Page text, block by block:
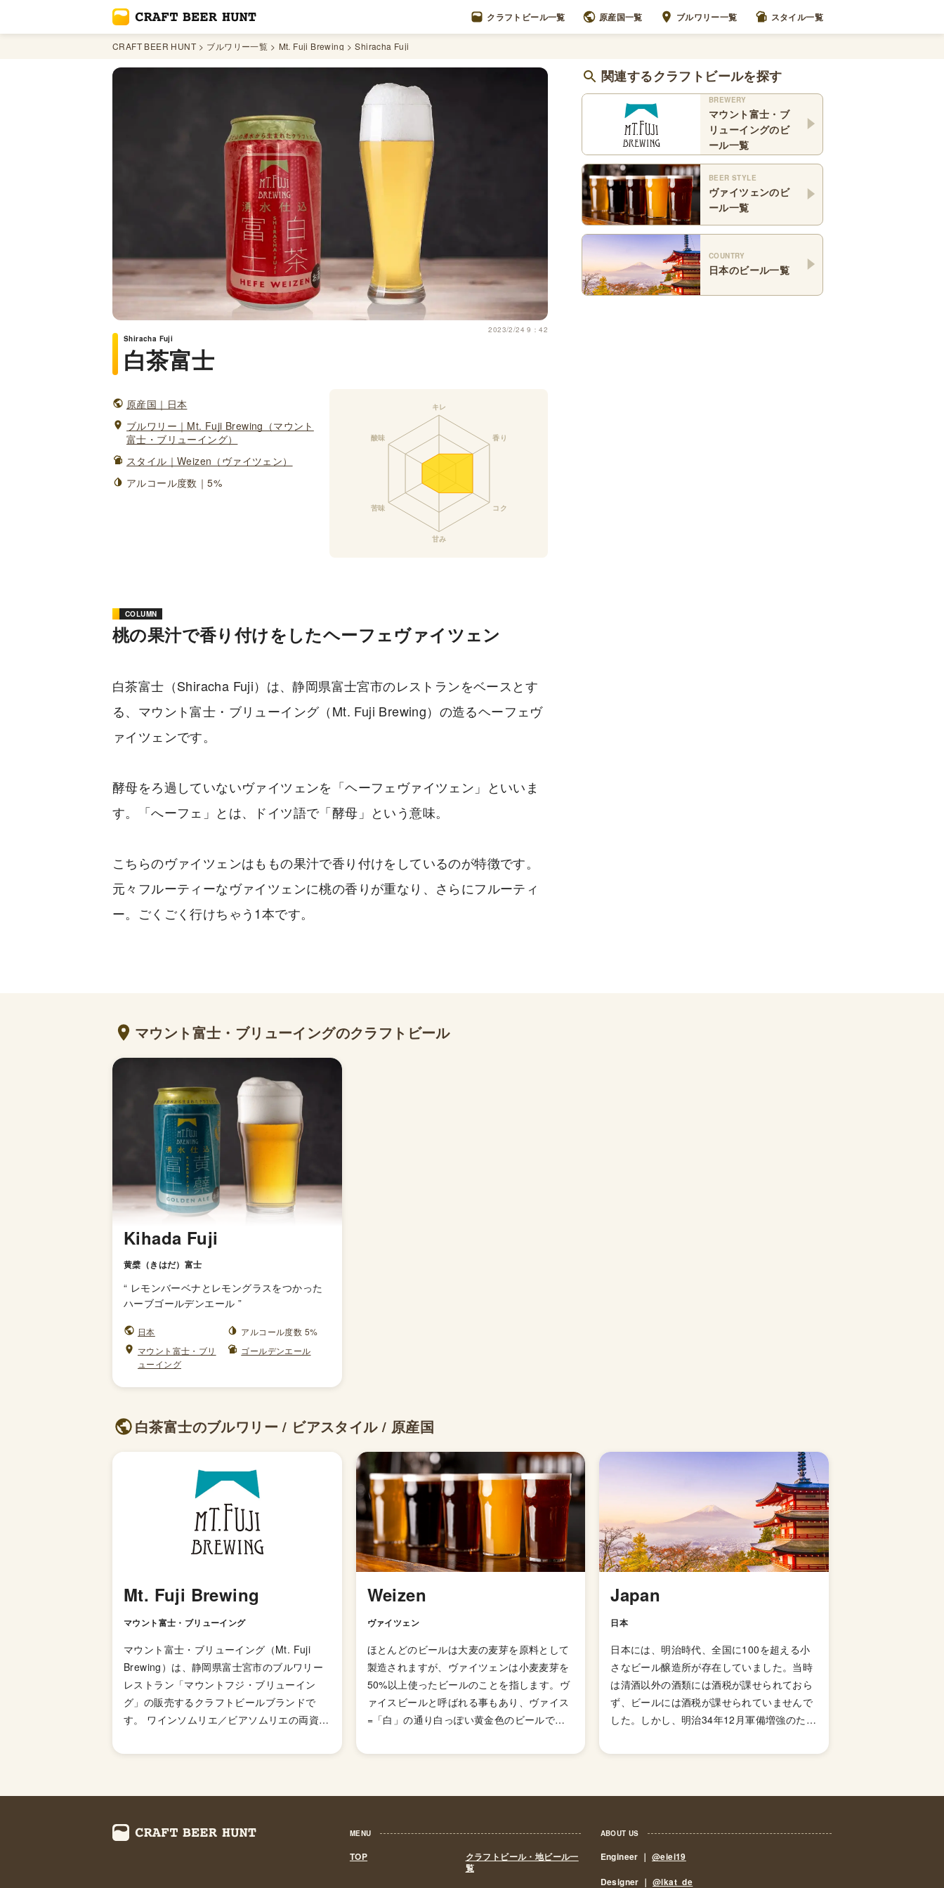
クラフトビール一覧 原産国一覧 ブルワリー一覧 スタイル一覧
CRAFT BEER HUNT ブルワリー一覧 Mt. Fuji Brewing Shiracha Fuji
2023/2/24 9：42
Shiracha Fuji
白茶富士
原産国｜日本
ブルワリー｜Mt. Fuji Brewing（マウント
富士・ブリューイング）
スタイル｜Weizen（ヴァイツェン）
アルコール度数｜5%
COLUMN
桃の果汁で香り付けをしたヘーフェヴァイツェン
白茶富士（Shiracha Fuji）は、静岡県富士宮市のレストランをベースとす
る、マウント富士・ブリューイング（Mt. Fuji Brewing）の造るヘーフェヴ
ァイツェンです。
酵母をろ過していないヴァイツェンを「ヘーフェヴァイツェン」といいま
す。「へーフェ」とは、ドイツ語で「酵母」という意味。
こちらのヴァイツェンはももの果汁で香り付けをしているのが特徴です。
元々フルーティーなヴァイツェンに桃の香りが重なり、さらにフルーティ
ー。ごくごく行けちゃう1本です。
関連するクラフトビールを探す
BREWERY
マウント富士・ブ
リューイングのビ
ール一覧
BEER STYLE
ヴァイツェンのビ
ール一覧
COUNTRY
日本のビール一覧
マウント富士・ブリューイングのクラフトビール
Kihada Fuji
黄檗（きはだ）富士
“ レモンバーベナとレモングラスをつかった
ハーブゴールデンエール ”
日本
アルコール度数 5%
マウント富士・ブリ
ューイング
ゴールデンエール
白茶富士のブルワリー / ビアスタイル / 原産国
Mt. Fuji Brewing
マウント富士・ブリューイング
マウント富士・ブリューイング（Mt. Fuji
Brewing）は、静岡県富士宮市のブルワリー
レストラン「マウントフジ・ブリューイン
グ」の販売するクラフトビールブランドで
す。 ワインソムリエ／ビアソムリエの両資格
用してビールを仕込んでいるという山の麓系
蘗富士（きはだふじ）」 、「柑子富士（こう
じふじ）」、「白茶富士（しらちゃふじ）」
Weizen
ヴァイツェン
ほとんどのビールは大麦の麦芽を原料として
製造されますが、ヴァイツェンは小麦麦芽を
50%以上使ったビールのことを指します。ヴ
ァイスビールと呼ばれる事もあり、ヴァイス
=「白」の通り白っぽい黄金色のビールで、
ル香）と、苦みをほとんど感じない柔らかな
粋令」と呼ばれる法律によって「ビールは大
Japan
日本
日本には、明治時代、全国に100を超える小
さなビール醸造所が存在していました。当時
は清酒以外の酒類には酒税が課せられておら
ず、ビールには酒税が課せられていませんで
した。しかし、明治34年12月軍備増強のため
れることになり、資金力の弱い小さなビール
ル製造免許に必要な最低製造量が、従来の年
間2,000キロリッターから60キロリッターに
MENU
TOP
クラフトビール・地ビール一
覧
ABOUT US
Engineer ｜@eiei19
Designer ｜@ikat_de